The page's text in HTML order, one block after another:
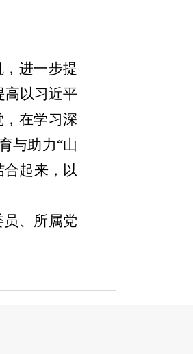
进一步提
高以习近平
在学习深
与助力“山
合起来，以
、所属党